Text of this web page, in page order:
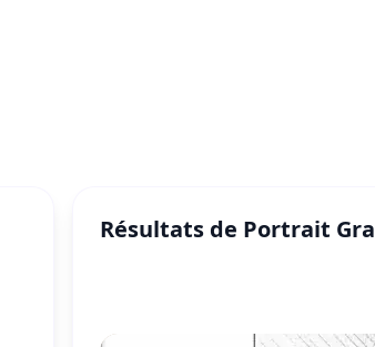
Résultats de Portrait